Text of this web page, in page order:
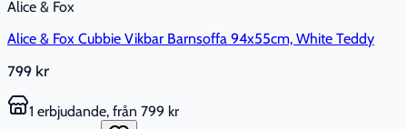
Alice & Fox
Alice & Fox Cubbie Vikbar Barnsoffa 94x55cm, White Teddy
799 kr
1 erbjudande, från 799 kr